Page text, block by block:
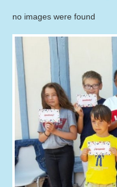
no images were found